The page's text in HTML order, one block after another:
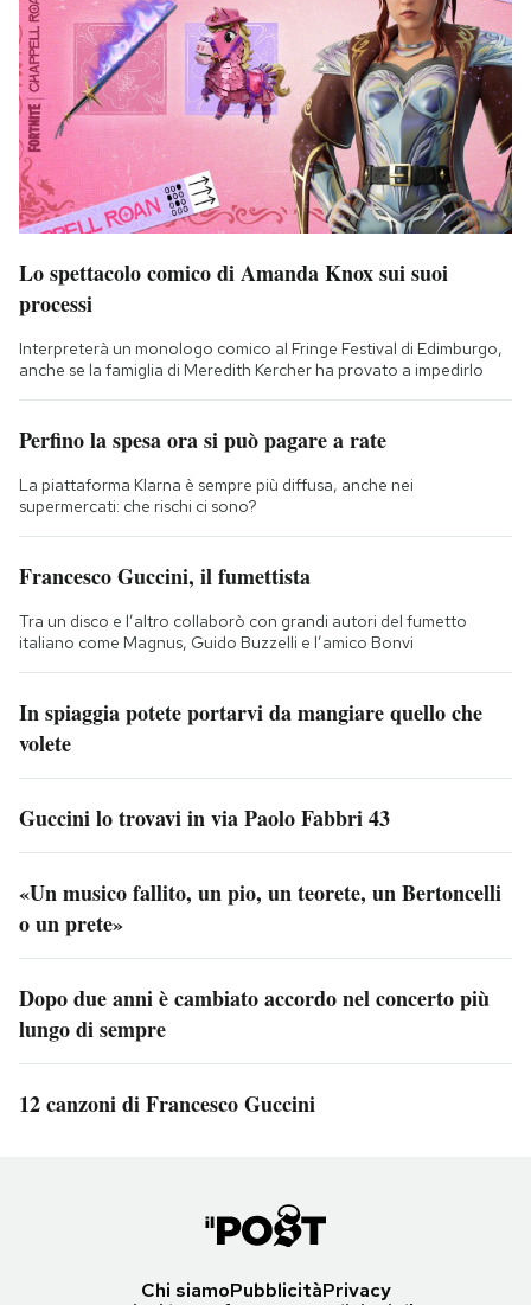
Lo spettacolo comico di Amanda Knox sui suoi
processi
Interpreterà un monologo comico al Fringe Festival di Edimburgo,
anche se la famiglia di Meredith Kercher ha provato a impedirlo
Perfino la spesa ora si può pagare a rate
La piattaforma Klarna è sempre più diffusa, anche nei
supermercati: che rischi ci sono?
Francesco Guccini, il fumettista
Tra un disco e l’altro collaborò con grandi autori del fumetto
italiano come Magnus, Guido Buzzelli e l’amico Bonvi
In spiaggia potete portarvi da mangiare quello che
volete
Guccini lo trovavi in via Paolo Fabbri 43
«Un musico fallito, un pio, un teorete, un Bertoncelli
o un prete»
Dopo due anni è cambiato accordo nel concerto più
lungo di sempre
12 canzoni di Francesco Guccini
Chi siamoPubblicitàPrivacy